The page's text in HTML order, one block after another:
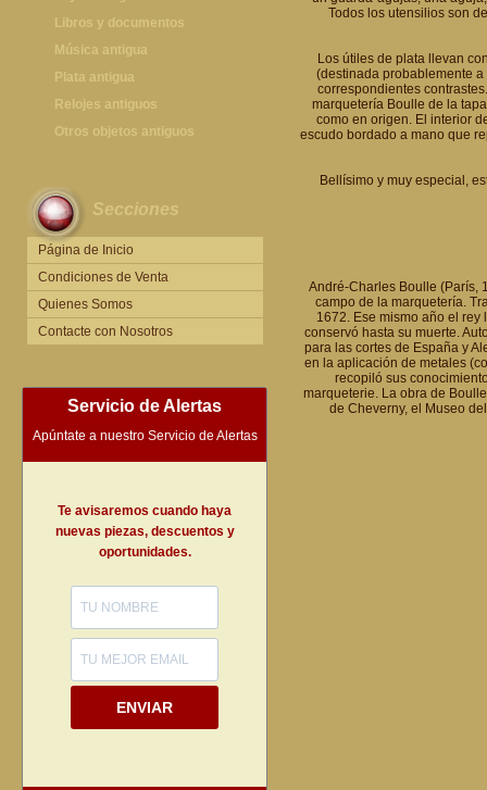
Grabados antiguos y mapas
Joyas antiguas
Libros y documentos
Libros antiguos
Fotografia antigua
Publicaciones antiguas
Música antigua
Gramófonos antiguos
Cajas de música antiguas
Radios antiguas
Plata antigua
Plata antigua
Relojes antiguos
Relojes sobremesa antiguos
Relojes de pie antiguos
Relojes de bolsillo antiguos
Relojes de pulsera antiguos
Otros objetos antiguos
Secciones
Página de Inicio
Condiciones de Venta
Quienes Somos
Contacte con Nosotros
Servicio de Alertas
Apúntate a nuestro Servicio de Alertas
Te avisaremos cuando haya
nuevas piezas, descuentos y
oportunidades.
ENVIAR
Todos los utensilios son
Los útiles de plata llevan
(destinada probablemente
correspondientes
marquetería Boulle de la
como en origen. El interior
escudo bordado a mano que
Bellísimo y muy especial,
André-Charles Boulle (París,
campo de la marquetería.
1672. Ese mismo año el
conservó hasta su muerte.
para las cortes de España y
en la aplicación de metales
recopiló sus
marqueterie. La obra de
de Cheverny, el Museo